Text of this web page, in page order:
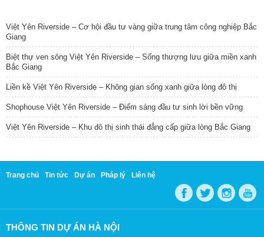
Việt Yên Riverside – Cơ hội đầu tư vàng giữa trung tâm công nghiệp Bắc
Giang
Biệt thự ven sông Việt Yên Riverside – Sống thượng lưu giữa miền xanh
Bắc Giang
Liền kề Việt Yên Riverside – Không gian sống xanh giữa lòng đô thị
Shophouse Việt Yên Riverside – Điểm sáng đầu tư sinh lời bền vững
Việt Yên Riverside – Khu đô thị sinh thái đẳng cấp giữa lòng Bắc Giang
Trang chủ Tin tức Dự án Pháp lý Liên hệ
THÔNG TIN DỰ ÁN HÀ NỘI